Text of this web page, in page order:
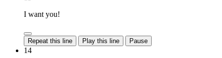
I want you!
Repeat this line Play this line Pause
14